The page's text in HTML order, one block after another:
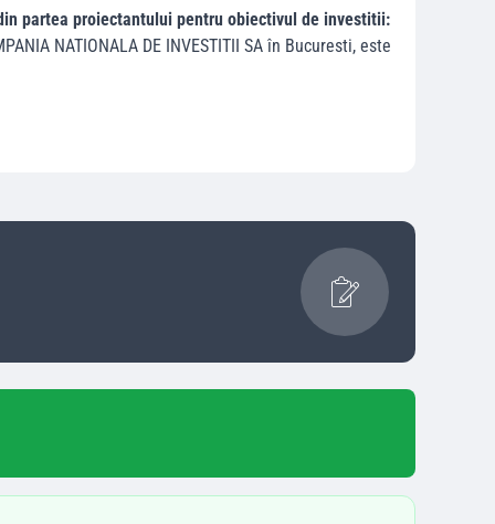
partea proiectantului pentru obiectivul de investitii:
NATIONALA DE INVESTITII SAîn Bucuresti, este